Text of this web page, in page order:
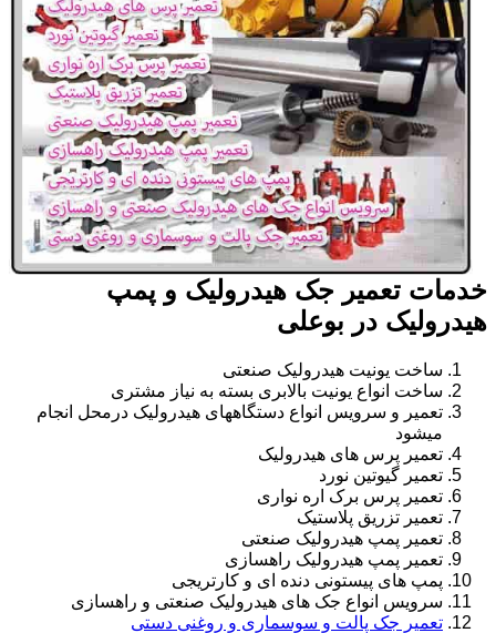
خدمات تعمیر جک هیدرولیک و پمپ
هیدرولیک در بوعلی
ساخت یونیت هیدرولیک صنعتی
ساخت انواع یونیت بالابری بسته به نیاز مشتری
تعمیر و سرویس انواع دستگاههای هیدرولیک درمحل انجام
میشود
تعمیر پرس های هیدرولیک
تعمیر گیوتین نورد
تعمیر پرس برک اره نواری
تعمیر تزریق پلاستیک
تعمیر پمپ هیدرولیک صنعتی
تعمیر پمپ هیدرولیک راهسازی
پمپ های پیستونی دنده ای و کارتریجی
سرویس انواع جک های هیدرولیک صنعتی و راهسازی
تعمیر جک پالت و سوسماری و روغنی دستی